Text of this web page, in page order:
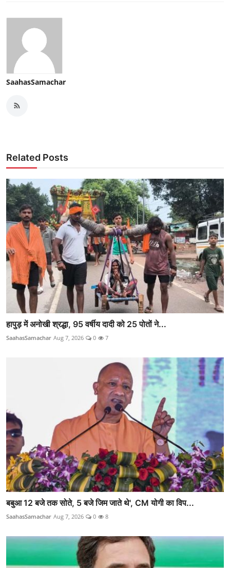
SaahasSamachar
Related Posts
हापुड़ में अनोखी श्रद्धा, 95 वर्षीय दादी को 25 पोतों ने...
SaahasSamachar Aug 7, 2026 0 7
बबुआ 12 बजे तक सोते, 5 बजे जिम जाते थे', CM योगी का विप...
SaahasSamachar Aug 7, 2026 0 8